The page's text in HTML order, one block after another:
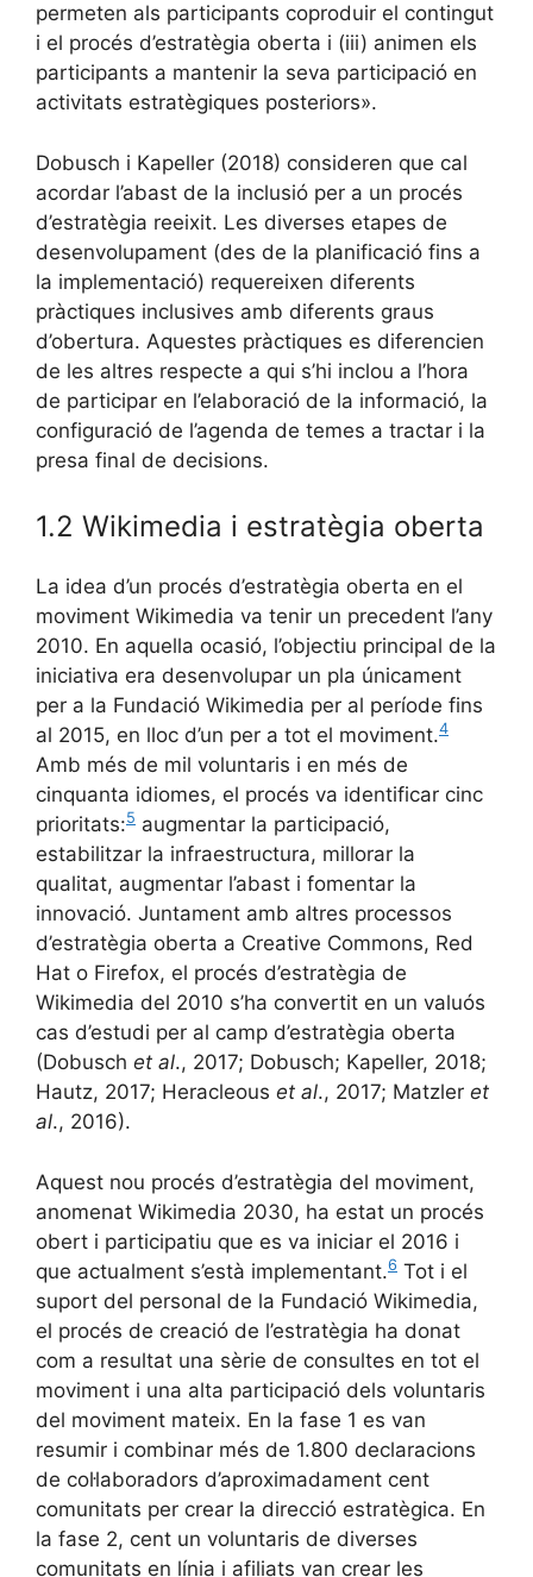
permeten als participants coproduir el contingut
i el procés d’estratègia oberta i (iii) animen els
participants a mantenir la seva participació en
activitats estratègiques posteriors».
Dobusch i Kapeller (2018) consideren que cal
acordar l’abast de la inclusió per a un procés
d’estratègia reeixit. Les diverses etapes de
desenvolupament (des de la planificació fins a
la implementació) requereixen diferents
pràctiques inclusives amb diferents graus
d’obertura. Aquestes pràctiques es diferencien
de les altres respecte a qui s’hi inclou a l’hora
de participar en l’elaboració de la informació, la
configuració de l’agenda de temes a tractar i la
presa final de decisions.
1.2 Wikimedia i estratègia oberta
La idea d’un procés d’estratègia oberta en el
moviment Wikimedia va tenir un precedent l’any
2010. En aquella ocasió, l’objectiu principal de la
iniciativa era desenvolupar un pla únicament
per a la Fundació Wikimedia per al període fins
al 2015, en lloc d’un per a tot el moviment.4
Amb més de mil voluntaris i en més de
cinquanta idiomes, el procés va identificar cinc
prioritats:5 augmentar la participació,
estabilitzar la infraestructura, millorar la
qualitat, augmentar l’abast i fomentar la
innovació. Juntament amb altres processos
d’estratègia oberta a Creative Commons, Red
Hat o Firefox, el procés d’estratègia de
Wikimedia del 2010 s’ha convertit en un valuós
cas d’estudi per al camp d’estratègia oberta
(Dobusch et al., 2017; Dobusch; Kapeller, 2018;
Hautz, 2017; Heracleous et al., 2017; Matzler et
al., 2016).
Aquest nou procés d’estratègia del moviment,
anomenat Wikimedia 2030, ha estat un procés
obert i participatiu que es va iniciar el 2016 i
que actualment s’està implementant.6 Tot i el
suport del personal de la Fundació Wikimedia,
el procés de creació de l’estratègia ha donat
com a resultat una sèrie de consultes en tot el
moviment i una alta participació dels voluntaris
del moviment mateix. En la fase 1 es van
resumir i combinar més de 1.800 declaracions
de col·laboradors d’aproximadament cent
comunitats per crear la direcció estratègica. En
la fase 2, cent un voluntaris de diverses
comunitats en línia i afiliats van crear les